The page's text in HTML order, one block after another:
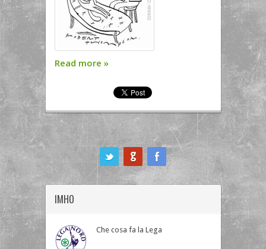
Read more »
IMHO
Che cosa fa la Lega